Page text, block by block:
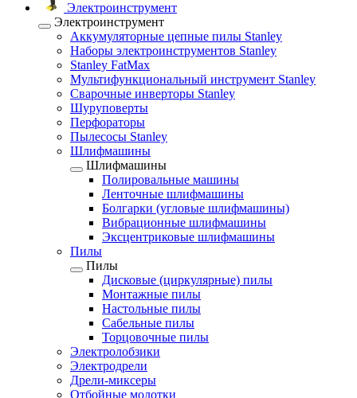
Электроинструмент
Электроинструмент
Аккумуляторные цепные пилы Stanley
Наборы электроинструментов Stanley
Stanley FatMax
Мультифункциональный инструмент Stanley
Сварочные инверторы Stanley
Шуруповерты
Перфораторы
Пылесосы Stanley
Шлифмашины
Шлифмашины
Полировальные машины
Ленточные шлифмашины
Болгарки (угловые шлифмашины)
Вибрационные шлифмашины
Эксцентриковые шлифмашины
Пилы
Пилы
Дисковые (циркулярные) пилы
Монтажные пилы
Настольные пилы
Сабельные пилы
Торцовочные пилы
Электролобзики
Электродрели
Дрели-миксеры
Отбойные молотки